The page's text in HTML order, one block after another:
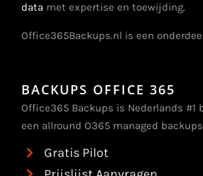
data met expertise en toewijding.
Office365Backups.nl is een
BACKUPS OFFICE 365
Office365 Backups is Nederlands #1
een allround O365 managed
Gratis Pilot